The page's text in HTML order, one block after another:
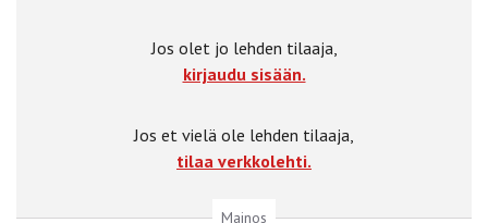
Jos olet jo lehden tilaaja,
kirjaudu sisään.
Jos et vielä ole lehden tilaaja,
tilaa verkkolehti.
Mainos